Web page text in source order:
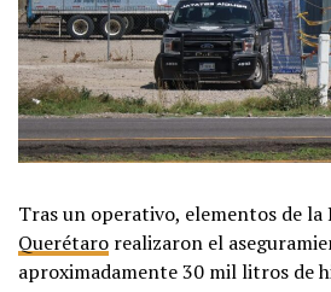
Tras un operativo, elementos de la
Querétaro realizaron el
aproximadamente 30 mil litros de